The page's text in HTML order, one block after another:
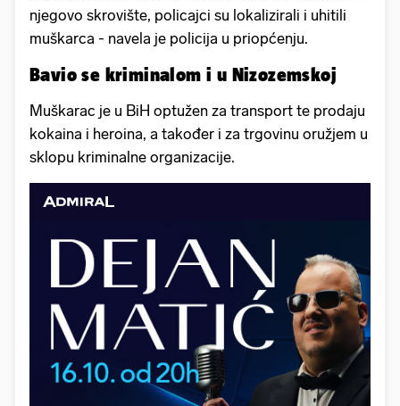
njegovo skrovište, policajci su lokalizirali i uhitili
muškarca - navela je policija u priopćenju.
Bavio se kriminalom i u Nizozemskoj
Muškarac je u BiH optužen za transport te prodaju
kokaina i heroina, a također i za trgovinu oružjem u
sklopu kriminalne organizacije.